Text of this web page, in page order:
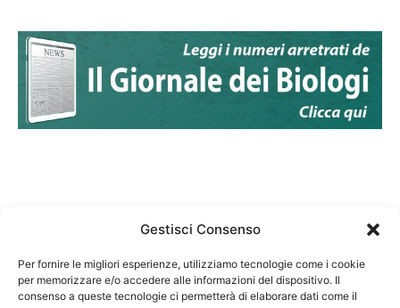
Gestisci Consenso
Per fornire le migliori esperienze, utilizziamo tecnologie come i cookie
per memorizzare e/o accedere alle informazioni del dispositivo. Il
consenso a queste tecnologie ci permetterà di elaborare dati come il
Federazione Nazionale Degli Ordini dei Biologi: